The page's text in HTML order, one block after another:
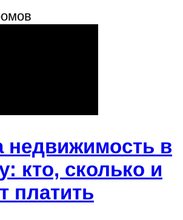
недвижимость в
кто, сколько и
платить